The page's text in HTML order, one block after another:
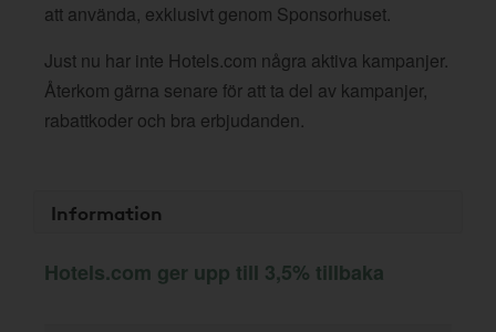
att använda, exklusivt genom Sponsorhuset.
Just nu har inte Hotels.com några aktiva kampanjer.
Återkom gärna senare för att ta del av kampanjer,
rabattkoder och bra erbjudanden.
Information
Hotels.com ger upp till 3,5% tillbaka